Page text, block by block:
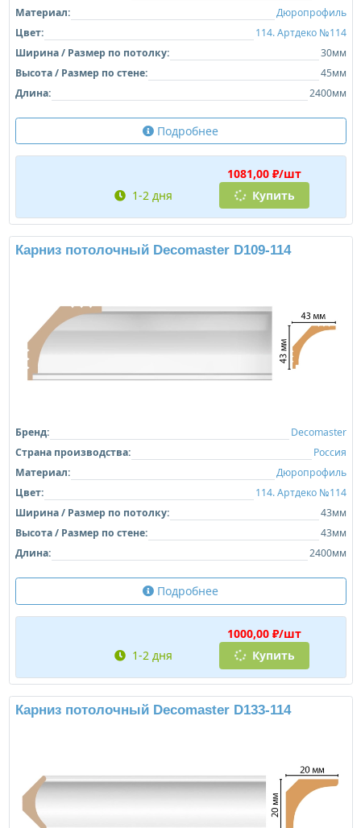
Материал:
Дюропрофиль
Цвет:
114. Артдеко №114
Ширина / Размер по потолку:
30мм
Высота / Размер по стене:
45мм
Длина:
2400мм
Подробнее
1081,00 ₽/шт
1-2 дня
Купить
Карниз потолочный Decomaster D109-114
Бренд:
Decomaster
Страна производства:
Россия
Материал:
Дюропрофиль
Цвет:
114. Артдеко №114
Ширина / Размер по потолку:
43мм
Высота / Размер по стене:
43мм
Длина:
2400мм
Подробнее
1000,00 ₽/шт
1-2 дня
Купить
Карниз потолочный Decomaster D133-114